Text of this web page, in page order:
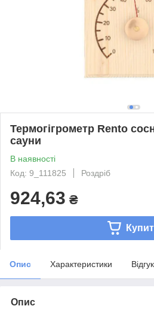
Термогігрометр Rento
сауни
В наявності
Код: 9_111825
Роздріб
924,63 ₴
Опис Характеристики
Опис